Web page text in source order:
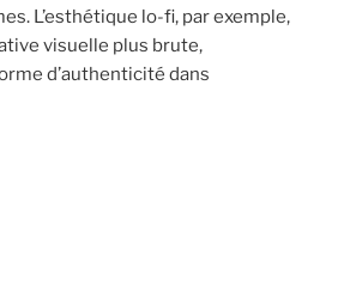
L’esthétique lo-fi, par exemple,
visuelle plus brute,
d’authenticité dans